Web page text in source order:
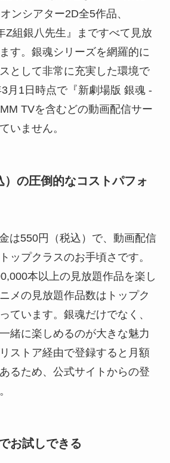
ンシアター2D全5作品、
Z組銀八先生』まですべて見放
す。銀魂シリーズを網羅的に
として非常に充実した環境で
月1日時点で『新劇場版 銀魂 -
TVを含むどの動画配信サー
いません。
）の圧倒的なコストパフォ
は550円（税込）で、動画配信
ップクラスのお手頃さです。
本以上の見放題作品を楽し
メの見放題作品数はトップク
ています。銀魂だけでなく、
緒に楽しめるのが大きな魅力
ストア経由で登録すると月額
るため、公式サイトからの登
お試しできる